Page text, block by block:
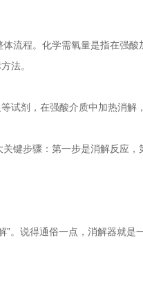
程。化学需氧量是指在强酸
法。
剂，在强酸介质中加热消解
步骤：第一步是消解反应，
说得通俗一点，消解器就是